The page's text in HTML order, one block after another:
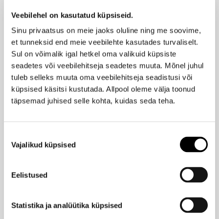
Veebilehel on kasutatud küpsiseid.
Sinu privaatsus on meie jaoks oluline ning me soovime,
et tunneksid end meie veebilehte kasutades turvaliselt.
Sul on võimalik igal hetkel oma valikuid küpsiste
seadetes või veebilehitseja seadetes muuta. Mõnel juhul
tuleb selleks muuta oma veebilehitseja seadistusi või
küpsised käsitsi kustutada. Allpool oleme välja toonud
täpsemad juhised selle kohta, kuidas seda teha.
valik
Vajalikud küpsised
Eelistused
Statistika ja analüütika küpsised
20,76 €
Ilus
Hind
PURE SHORES ARTISAN
Vegan keratiin palsam 100ml
18,40 € -20%
14,72 €
HindSummer Glow tahke šampoon UV-kaitsega 80g